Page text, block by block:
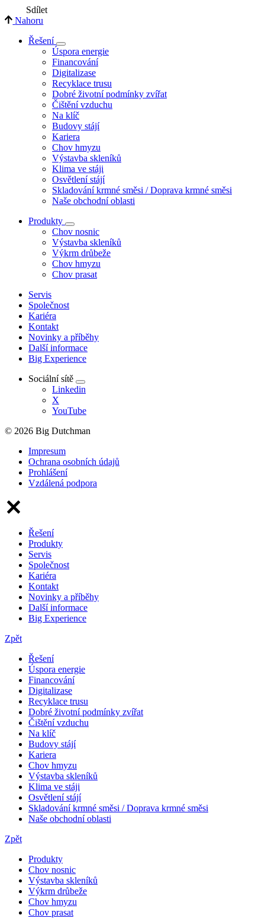
Sdílet
Nahoru
Řešení
Úspora energie
Financování
Digitalizase
Recyklace trusu
Dobré životní podmínky zvířat
Čištění vzduchu
Na klíč
Budovy stájí
Kariera
Chov hmyzu
Výstavba skleníků
Klima ve stáji
Osvětlení stájí
Skladování krmné směsi / Doprava krmné směsi
Naše obchodní oblasti
Produkty
Chov nosnic
Výstavba skleníků
Výkrm drůbeže
Chov hmyzu
Chov prasat
Servis
Společnost
Kariéra
Kontakt
Novinky a příběhy
Další informace
Big Experience
Sociální sítě
Linkedin
X
YouTube
© 2026 Big Dutchman
Impresum
Ochrana osobních údajů
Prohlášení
Vzdálená podpora
Řešení
Produkty
Servis
Společnost
Kariéra
Kontakt
Novinky a příběhy
Další informace
Big Experience
Zpět
Řešení
Úspora energie
Financování
Digitalizase
Recyklace trusu
Dobré životní podmínky zvířat
Čištění vzduchu
Na klíč
Budovy stájí
Kariera
Chov hmyzu
Výstavba skleníků
Klima ve stáji
Osvětlení stájí
Skladování krmné směsi / Doprava krmné směsi
Naše obchodní oblasti
Zpět
Produkty
Chov nosnic
Výstavba skleníků
Výkrm drůbeže
Chov hmyzu
Chov prasat